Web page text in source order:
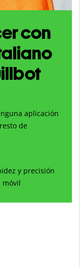
con
aplicación
de
y precisión
móvil